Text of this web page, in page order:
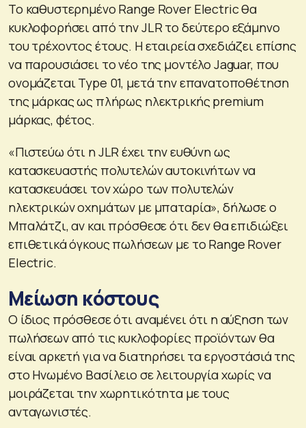
Το καθυστερημένο Range Rover Electric θα
κυκλοφορήσει από την JLR το δεύτερο εξάμηνο
του τρέχοντος έτους. Η εταιρεία σχεδιάζει επίσης
να παρουσιάσει το νέο της μοντέλο Jaguar, που
ονομάζεται Type 01, μετά την επανατοποθέτηση
της μάρκας ως πλήρως ηλεκτρικής premium
μάρκας, φέτος.
«Πιστεύω ότι η JLR έχει την ευθύνη ως
κατασκευαστής πολυτελών αυτοκινήτων να
κατασκευάσει τον χώρο των πολυτελών
ηλεκτρικών οχημάτων με μπαταρία», δήλωσε ο
Μπαλάτζι, αν και πρόσθεσε ότι δεν θα επιδιώξει
επιθετικά όγκους πωλήσεων με το Range Rover
Electric.
Μείωση κόστους
Ο ίδιος πρόσθεσε ότι αναμένει ότι η αύξηση των
πωλήσεων από τις κυκλοφορίες προϊόντων θα
είναι αρκετή για να διατηρήσει τα εργοστάσιά της
στο Ηνωμένο Βασίλειο σε λειτουργία χωρίς να
μοιράζεται την χωρητικότητα με τους
ανταγωνιστές.